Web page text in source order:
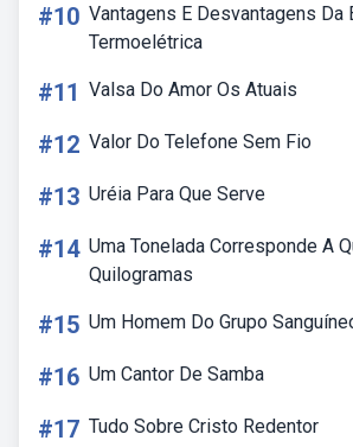
#10 Vantagens E Desvantagens Da
Termoelétrica
#11 Valsa Do Amor Os Atuais
#12 Valor Do Telefone Sem Fio
#13 Uréia Para Que Serve
#14 Uma Tonelada Corresponde A
Quilogramas
#15 Um Homem Do Grupo
#16 Um Cantor De Samba
#17 Tudo Sobre Cristo Redentor